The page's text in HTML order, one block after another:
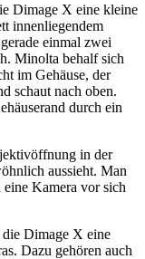
Dimage X eine kleine
innenliegendem
einmal zwei
Minolta behalf sich
im Gehäuse, der
schaut nach oben.
durch ein
in der
aussieht. Man
Kamera vor sich
Dimage X eine
Dazu gehören auch